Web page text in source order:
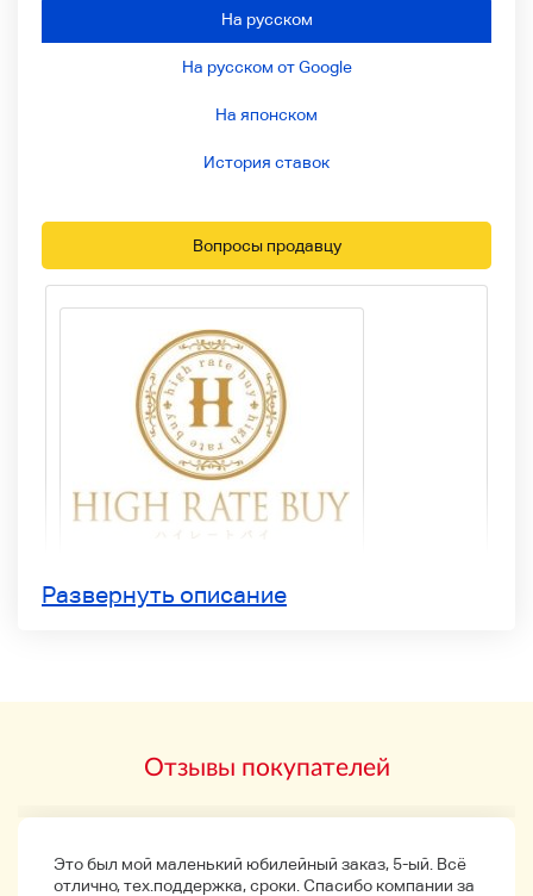
На русском
На русском от Google
На японском
История ставок
Вопросы продавцу
Административный номер
y36245
Бренды
Развернуть описание
Отзывы покупателей
Это был мой маленький юбилейный заказ, 5-ый. Всё
отлично, тех.поддержка, сроки. Спасибо компании за